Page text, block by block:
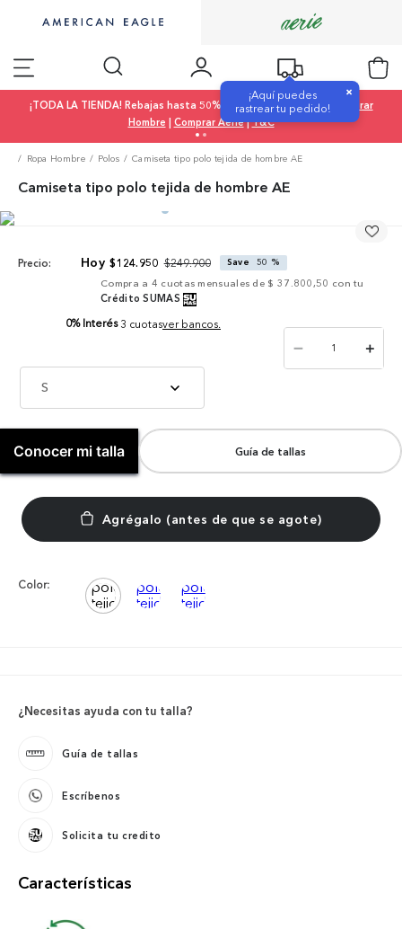
¡Aquí puedes
rastrear tu pedido!
×
¡TODA LA TIENDA! Rebajas hasta 50% OFF |Comprar Mujer|
Comprar
Hombre | Comprar Aerie|T&C
Ropa Hombre Polos Camiseta tipo polo tejida de hombre AE
Camiseta tipo polo tejida de hombre AE
Precio: $124. 950 $249.900 Save 50 %
Compra a 4 cuotas mensuales de $ 37.800,50 con tu
Crédito SUMAS
0% Interés 3 cuotasver bancos.
S
＋
－
Conocer mi talla Guía de tallas
Color:
¿Necesitas ayuda con tu talla?
Guía de tallas
Escríbenos
Solicita tu credito
Características